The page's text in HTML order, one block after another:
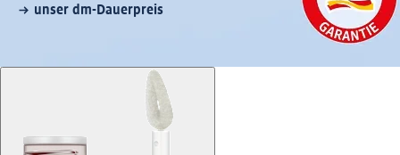
unser dm-Dauerpreis